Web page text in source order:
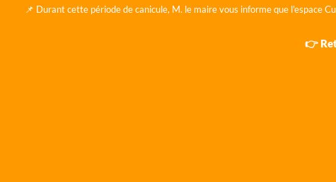
📌 Durant cette période de canicule, M. le maire vous informe que l'espace
👉